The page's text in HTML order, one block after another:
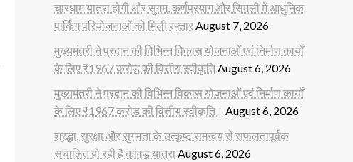
चारधाम यात्रा होगी और सुगम, कर्णप्रयाग और सिमली में आधुनिक
पार्किंग परियोजनाओं को मिली रफ्तारAugust 7, 2026
मुख्यमंत्री ने प्रदान की विभिन्न विकास योजनाओं एवं निर्माण कार्यों
के लिए ₹1967 करोड़ की वित्तीय स्वीकृतिAugust 6, 2026
मुख्यमंत्री ने प्रदान की विभिन्न विकास योजनाओं एवं निर्माण कार्यों
के लिए ₹1967 करोड़ की वित्तीय स्वीकृति। August 6, 2026
श्रद्धा, सुरक्षा और सुगमता के उत्कृष्ट समन्वय से सफलतापूर्वक
संचालित हो रही है कांवड़ यात्राAugust 6, 2026